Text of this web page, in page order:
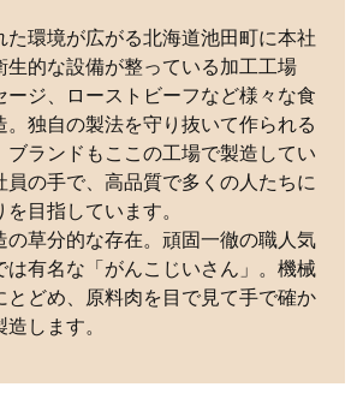
た環境が広がる北海道池田町に本社
生的な設備が整っている加工工場
ージ、ローストビーフなど様々な食
。独自の製法を守り抜いて作られる
ブランドもここの工場で製造してい
員の手で、高品質で多くの人たちに
目指しています。
草分的な存在。頑固一徹の職人気
は有名な「がんこじいさん」。機械
とどめ、原料肉を目で見て手で確か
します。